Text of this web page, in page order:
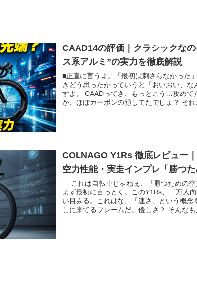
CAAD14の評価｜クラシックな
ス系アルミ”の実力を徹底解説
■正直に言うよ。「最初は刺さらなかった
きどう思ったかっていうと「おいおい、
すよ。 CAADってさ、もっとこう…攻めて
か、ほぼカーボンの顔してたでしょ？ それ
COLNAGO Y1Rs 徹底レビュー
空力性能・実走インプレ「勝つた
― これは自転車じゃねぇ、「勝つための
まず最初に言っとく。このY1Rs、「万人
い目みる。これはな、「速さ」という概念
しに来てるフレームだ。優しさ？ そんなも